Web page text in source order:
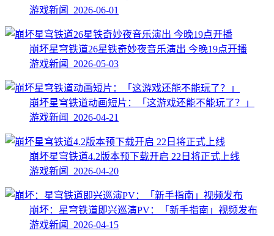
游戏新闻 2026-06-01
崩坏星穹铁道26星铁奇妙夜音乐演出 今晚19点开播
游戏新闻 2026-05-03
崩坏星穹铁道动画短片：「这游戏还能不能玩了？」
游戏新闻 2026-04-21
崩坏星穹铁道4.2版本预下载开启 22日将正式上线
游戏新闻 2026-04-20
崩坏：星穹铁道即兴巡演PV：「新手指南」视频发布
游戏新闻 2026-04-15